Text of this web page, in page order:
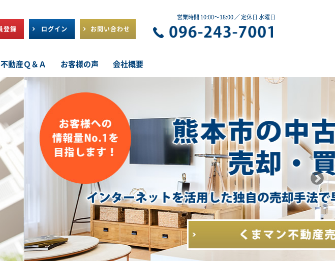
登録 ログイン お問い合わせ
営業時間 10:00～18:00 ／ 定休日 水曜日
不動産Ｑ＆Ａ お客様の声 会社概要